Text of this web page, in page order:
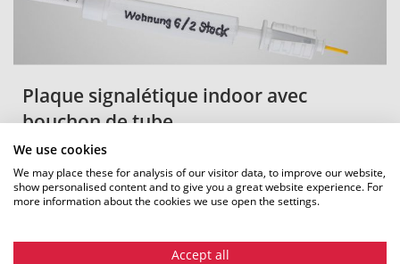
We use cookies
We may place these for analysis of our visitor data, to improve our website,
show personalised content and to give you a great website experience. For
more information about the cookies we use open the settings.
Accept all
Plaque signalétique indoor avec
bouchon de tube
POUR EN SAVOIR PLUS